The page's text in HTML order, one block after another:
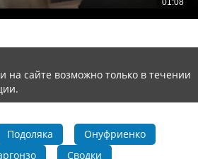
на сайте возможно только в течении
Подоляка
Онуфриенко
Сводки